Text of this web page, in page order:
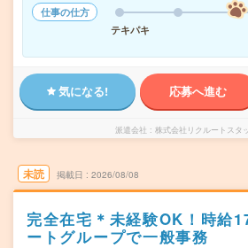
仕事の仕方
テキパキ
気になる! 応募へ進む
派遣会社 株式会社リクルートスタ
未読 掲載日 2026/08/08
完全在宅＊未経験OK！時給
ートグループで一般事務